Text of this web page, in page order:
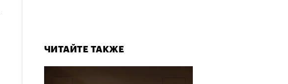
ЧИТАЙТЕ ТАКЖЕ